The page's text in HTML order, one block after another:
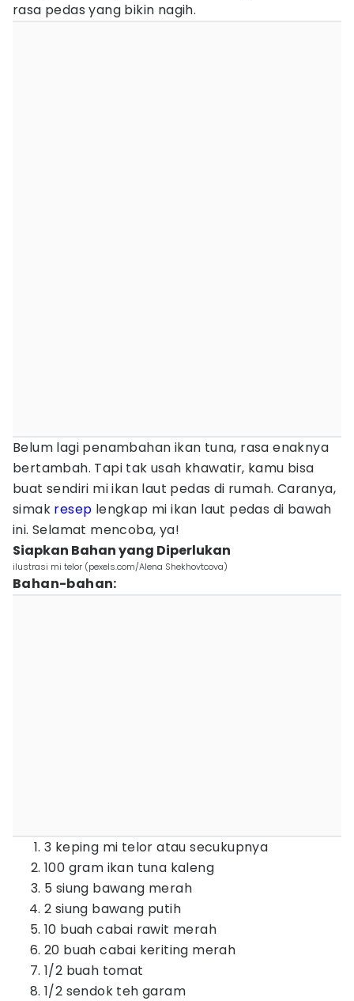
rasa pedas yang bikin nagih.
Belum lagi penambahan ikan tuna, rasa enaknya
bertambah. Tapi tak usah khawatir, kamu bisa
buat sendiri mi ikan laut pedas di rumah. Caranya,
simak resep lengkap mi ikan laut pedas di bawah
ini. Selamat mencoba, ya!
Siapkan Bahan yang Diperlukan
ilustrasi mi telor (pexels.com/Alena Shekhovtcova)
Bahan-bahan:
3 keping mi telor atau secukupnya
100 gram ikan tuna kaleng
5 siung bawang merah
2 siung bawang putih
10 buah cabai rawit merah
20 buah cabai keriting merah
1/2 buah tomat
1/2 sendok teh garam